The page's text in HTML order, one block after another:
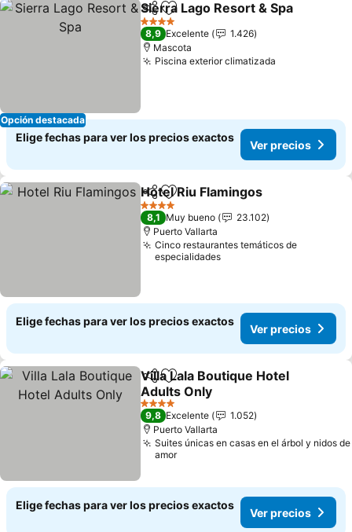
Opción destacada
CompartirAgregar a favoritos
Sierra Lago Resort & Spa
4 Estrellas
8,9 Excelente
1.426
Mascota
Piscina exterior climatizada
Elige fechas para ver los precios exactos
Ver precios
CompartirAgregar a favoritos
Hotel Riu Flamingos
4 Estrellas
8,1 Muy bueno
23.102
Puerto Vallarta
Cinco restaurantes temáticos de
especialidades
Elige fechas para ver los precios exactos
Ver precios
CompartirAgregar a favoritos
Villa Lala Boutique Hotel
Adults Only
4 Estrellas
9,8 Excelente
1.052
Puerto Vallarta
Suites únicas en casas en el árbol y nidos de
amor
Elige fechas para ver los precios exactos
Ver precios